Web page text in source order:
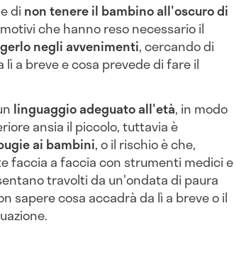
di non tenere il bambino all'oscuro di
che hanno reso necessario il
negli avvenimenti, cercando di
a breve e cosa prevede di fare il
linguaggio adeguato all'età, in modo
ansia il piccolo, tuttavia è
ai bambini, o il rischio è che,
faccia a faccia con strumenti medici e
travolti da un'ondata di paura
sapere cosa accadrà da lì a breve o il